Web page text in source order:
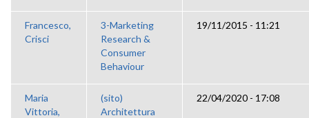
Francesco,
Crisci
3-Marketing
Research &
Consumer
Behaviour
19/11/2015 - 11:21
Maria
Vittoria,
(sito)
Architettura
22/04/2020 - 17:08